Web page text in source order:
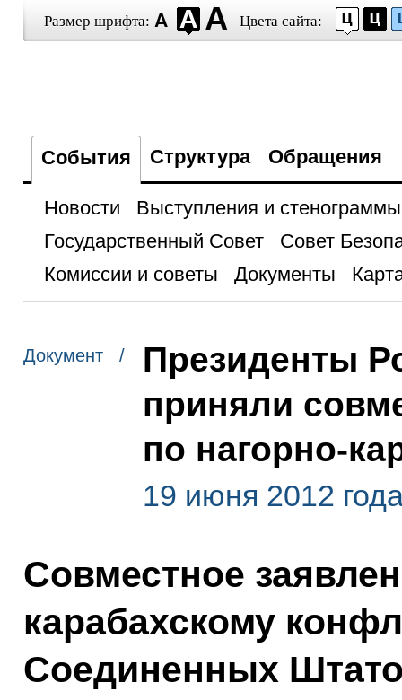
Размер шрифта: Цвета сайта:
События Структура Обращения
Новости
Выступления и стенограммы
Государственный Совет
Совет
Комиссии и советы
Документы
Документ /
Президенты
приняли
по нагорно-
19 июня 2012
Совместное
карабахскому
Соединенных